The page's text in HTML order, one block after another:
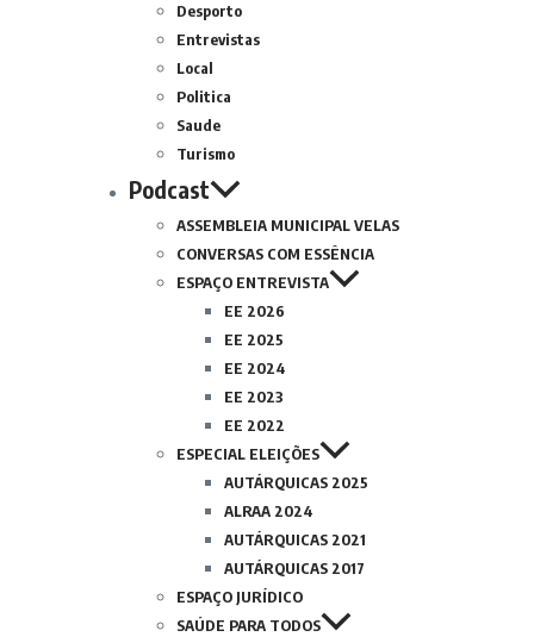
Desporto
Entrevistas
Local
Politica
Saude
Turismo
Podcast
ASSEMBLEIA MUNICIPAL VELAS
CONVERSAS COM ESSÊNCIA
ESPAÇO ENTREVISTA
EE 2026
EE 2025
EE 2024
EE 2023
EE 2022
ESPECIAL ELEIÇÕES
AUTÁRQUICAS 2025
ALRAA 2024
AUTÁRQUICAS 2021
AUTÁRQUICAS 2017
ESPAÇO JURÍDICO
SAÚDE PARA TODOS